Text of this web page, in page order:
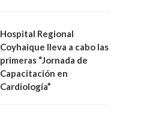
Hospital Regional
Coyhaique lleva a cabo las
primeras “Jornada de
Capacitación en
Cardiología”